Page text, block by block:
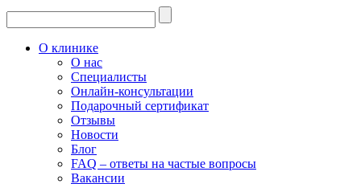
О клинике
О нас
Специалисты
Онлайн-консультации
Подарочный сертификат
Отзывы
Новости
Блог
FAQ – ответы на частые вопросы
Вакансии